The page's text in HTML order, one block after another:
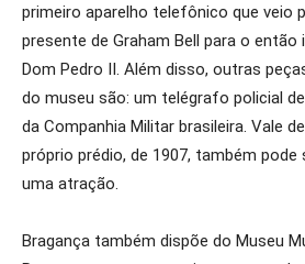
primeiro aparelho telefônico que veio
presente de Graham Bell para o então
Dom Pedro II. Além disso, outras
do museu são: um telégrafo policial
da Companhia Militar brasileira. Vale
próprio prédio, de 1907, também
uma atração.
Bragança também dispõe do Museu